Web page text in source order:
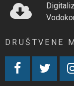
DRUŠTVENE